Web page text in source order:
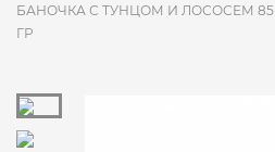
БАНОЧКА С ТУНЦОМ И ЛОСОСЕМ 85
ГР